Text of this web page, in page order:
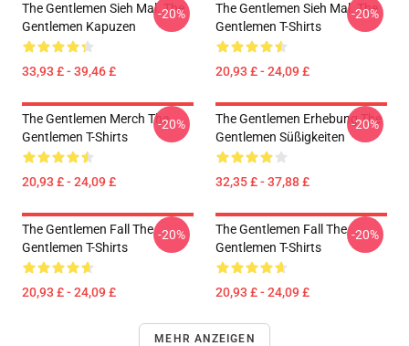
The Gentlemen Sieh Mal. The
Gentlemen Kapuzen
33,93 £ - 39,46 £
-20%
The Gentlemen Sieh Mal. The
Gentlemen T-Shirts
20,93 £ - 24,09 £
-20%
The Gentlemen Merch The
Gentlemen T-Shirts
20,93 £ - 24,09 £
-20%
The Gentlemen Erhebung The
Gentlemen Süßigkeiten
32,35 £ - 37,88 £
-20%
The Gentlemen Fall The
Gentlemen T-Shirts
20,93 £ - 24,09 £
-20%
The Gentlemen Fall The
Gentlemen T-Shirts
20,93 £ - 24,09 £
-20%
MEHR ANZEIGEN